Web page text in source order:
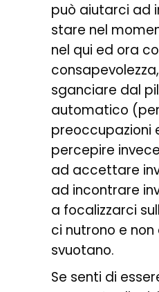
può aiutarci ad
stare nel
nel qui ed ora
sganciare dal
automatico
preoccupazioni
percepire
ad accettare
ad incontrare
a focalizzarci
ci nutrono e
svuotano.
Se senti di